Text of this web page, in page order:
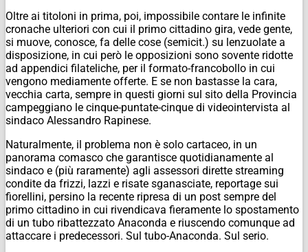
Oltre ai titoloni in prima, poi, impossibile contare le infinite
cronache ulteriori con cui il primo cittadino gira, vede gente,
si muove, conosce, fa delle cose (semicit.) su lenzuolate a
disposizione, in cui però le opposizioni sono sovente ridotte
ad appendici filateliche, per il formato-francobollo in cui
vengono mediamente offerte. E se non bastasse la cara,
vecchia carta, sempre in questi giorni sul sito della Provincia
campeggiano le cinque-puntate-cinque di videointervista al
sindaco Alessandro Rapinese.
Naturalmente, il problema non è solo cartaceo, in un
panorama comasco che garantisce quotidianamente al
sindaco e (più raramente) agli assessori dirette streaming
condite da frizzi, lazzi e risate sganasciate, reportage sui
fiorellini, persino la recente ripresa di un post sempre del
primo cittadino in cui rivendicava fieramente lo spostamento
di un tubo ribattezzato Anaconda e riuscendo comunque ad
attaccare i predecessori. Sul tubo-Anaconda. Sul serio.